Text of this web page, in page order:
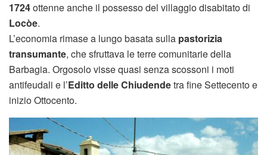
1724ottenne anche il possesso del villaggio disabitato di
Locòe.
L’economia rimase a lungo basata sulla pastorizia
transumante, che sfruttava le terre comunitarie della
Barbagia. Orgosolo visse quasi senza scossoni i moti
antifeudali e l’Editto delle Chiudendetra fine Settecento e
inizio Ottocento.